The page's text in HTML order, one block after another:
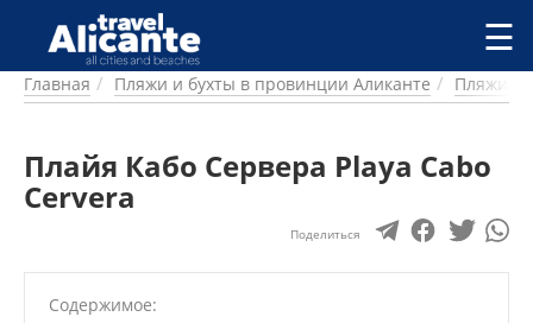
Перейти к основному содержанию
ГОРОДА
ПИТАНИЕ
ПРОЖИВАНИЕ
ДОСТОПРИМЕЧАТЕЛЬНОСТИ
КЕМПИНГ
КОМАРКИ (РАЙОНЫ)
☰
Главная Пляжи и бухты в провинции Аликанте Пляжи и
Плайя Кабо Сервера Playa Cabo
Cervera
Поделиться
Содержимое: